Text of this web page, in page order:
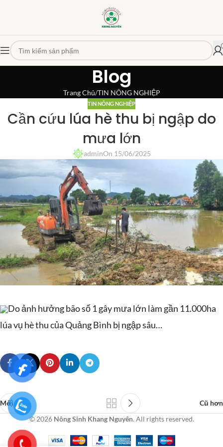
Blog
Trang Chủ TIN NÔNG NGHIỆP
TIN NÔNG NGHIỆP
Cần cứu lúa hè thu bị ngập do
mưa lớn
adminOn 15/06/2025
Do ảnh hưởng bão số 1 gây mưa lớn làm gần 11.000ha
lúa vụ hè thu của Quảng Bình bị ngập sâu…
Mới hơn
Cũ hơn
© 2026 Nông Sinh Khang Nguyên. All rights reserved.